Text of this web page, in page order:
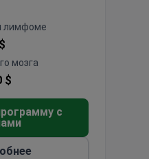
лимфоме
мозга
$
с